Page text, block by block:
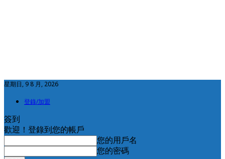
星期日, 9 8 月, 2026
登錄/加盟
簽到
歡迎！登錄到您的帳戶
您的用戶名
您的密碼